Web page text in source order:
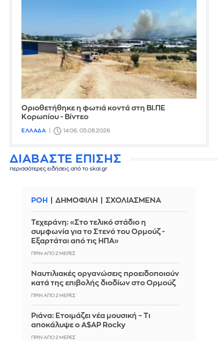
Οριοθετήθηκε η φωτιά κοντά στη ΒΙ.ΠΕ
Κορωπίου - Βίντεο
ΕΛΛΑΔΑ 14:06, 05.08.2026
ΔΙΑΒΑΣΤΕ ΕΠΙΣΗΣ
περισσότερες ειδήσεις από το skai.gr
ΡΟΗ ΔΗΜΟΦΙΛΗ ΣΧΟΛΙΑΣΜΕΝΑ
Τεχεράνη: «Στο τελικό στάδιο η
συμφωνία για το Στενό του Ορμούζ -
Εξαρτάται από τις ΗΠΑ»
ΠΡΙΝ ΑΠΌ 2 ΜΈΡΕΣ
Ναυτιλιακές οργανώσεις προειδοποιούν
κατά της επιβολής διοδίων στο Ορμούζ
ΠΡΙΝ ΑΠΌ 2 ΜΈΡΕΣ
Ριάνα: Ετοιμάζει νέα μουσική – Τι
αποκάλυψε ο A$AP Rocky
ΠΡΙΝ ΑΠΌ 2 ΜΈΡΕΣ